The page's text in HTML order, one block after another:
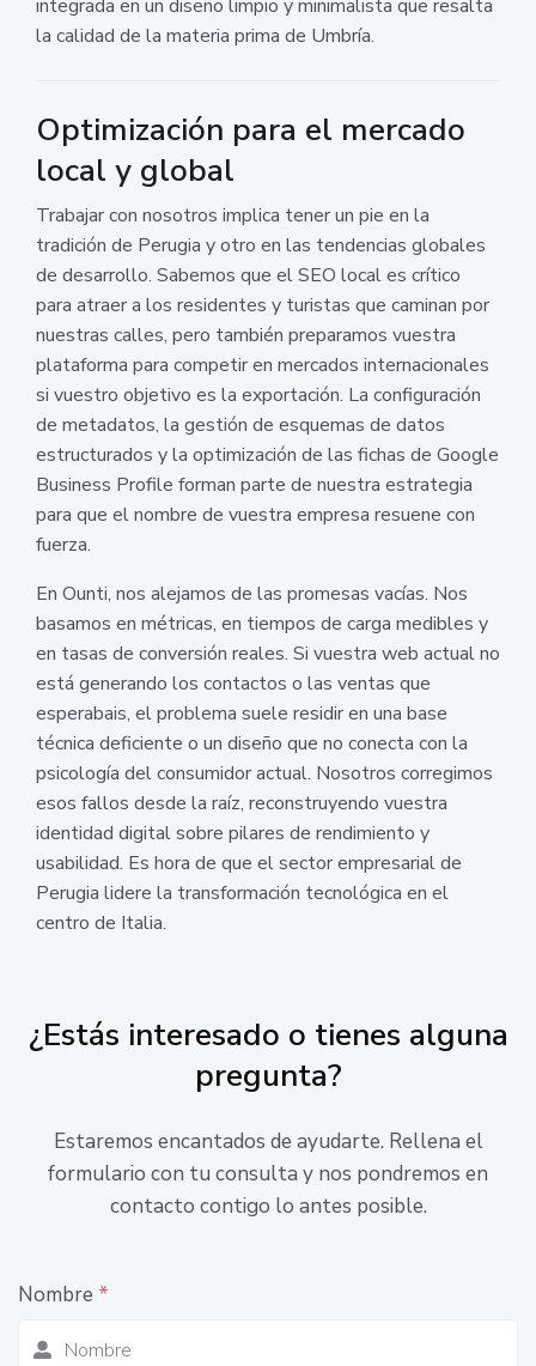
integrada en un diseño limpio y minimalista que resalta
la calidad de la materia prima de Umbría.
Optimización para el mercado
local y global
Trabajar con nosotros implica tener un pie en la
tradición de Perugia y otro en las tendencias globales
de desarrollo. Sabemos que el SEO local es crítico
para atraer a los residentes y turistas que caminan por
nuestras calles, pero también preparamos vuestra
plataforma para competir en mercados internacionales
si vuestro objetivo es la exportación. La configuración
de metadatos, la gestión de esquemas de datos
estructurados y la optimización de las fichas de Google
Business Profile forman parte de nuestra estrategia
para que el nombre de vuestra empresa resuene con
fuerza.
En Ounti, nos alejamos de las promesas vacías. Nos
basamos en métricas, en tiempos de carga medibles y
en tasas de conversión reales. Si vuestra web actual no
está generando los contactos o las ventas que
esperabais, el problema suele residir en una base
técnica deficiente o un diseño que no conecta con la
psicología del consumidor actual. Nosotros corregimos
esos fallos desde la raíz, reconstruyendo vuestra
identidad digital sobre pilares de rendimiento y
usabilidad. Es hora de que el sector empresarial de
Perugia lidere la transformación tecnológica en el
centro de Italia.
¿Estás interesado o tienes alguna
pregunta?
Estaremos encantados de ayudarte. Rellena el
formulario con tu consulta y nos pondremos en
contacto contigo lo antes posible.
Nombre *